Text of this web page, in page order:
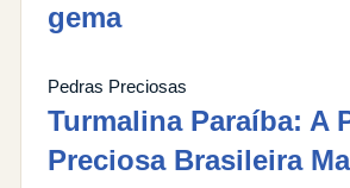
gema
Pedras Preciosas
Turmalina Paraíba: A
Preciosa Brasileira